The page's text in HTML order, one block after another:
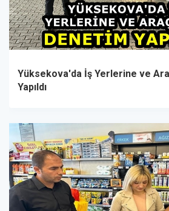
Yüksekova'da İş Yerlerine ve
Yapıldı